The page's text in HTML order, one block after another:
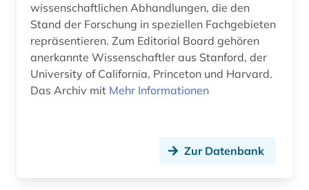
färöisch (1)
förderpreis für deutsche wissenschaftler im g.
w. leibniz-programm (1)
wissenschaftlichen Abhandlungen, die den
Stand der Forschung in speziellen Fachgebieten
repräsentieren. Zum Editorial Board gehören
anerkannte Wissenschaftler aus Stanford, der
University of California, Princeton und Harvard.
Das Archiv mit Mehr Informationen
Zur Datenbank